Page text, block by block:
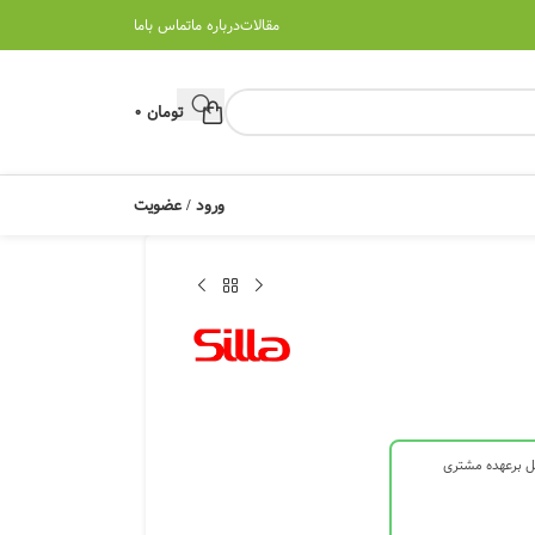
مقالاتدرباره ماتماس باما
تومان
ورود / عضویت
برعهده مشتری